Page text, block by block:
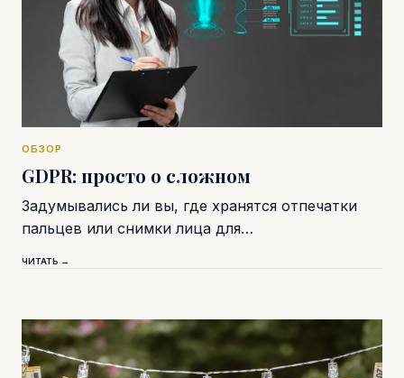
ОБЗОР
GDPR: просто о сложном
Задумывались ли вы, где хранятся отпечатки
пальцев или снимки лица для…
ЧИТАТЬ →